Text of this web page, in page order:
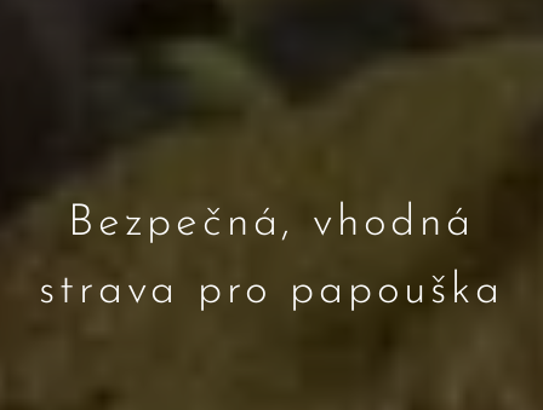
Bezpečná, vhodná
strava pro papouška